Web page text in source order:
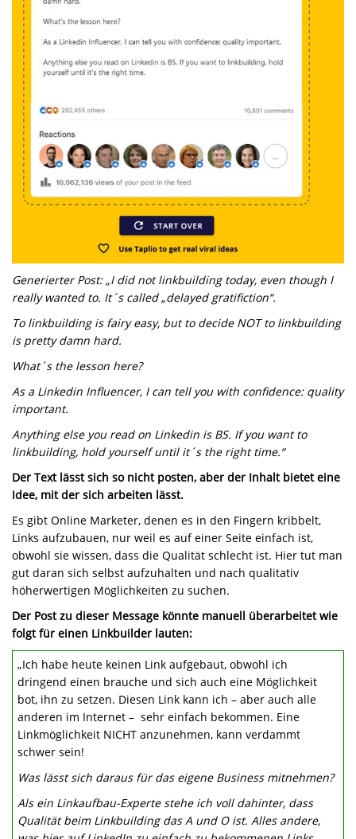
Generierter Post: „I did not linkbuilding today, even though I
really wanted to. It´s called „delayed gratifiction“.
To linkbuilding is fairy easy, but to decide NOT to linkbuilding
is pretty damn hard.
What´s the lesson here?
As a Linkedin Influencer, I can tell you with confidence: quality
important.
Anything else you read on Linkedin is BS. If you want to
linkbuilding, hold yourself until it´s the right time.“
Der Text lässt sich so nicht posten, aber der Inhalt bietet eine
Idee, mit der sich arbeiten lässt.
Es gibt Online Marketer, denen es in den Fingern kribbelt,
Links aufzubauen, nur weil es auf einer Seite einfach ist,
obwohl sie wissen, dass die Qualität schlecht ist. Hier tut man
gut daran sich selbst aufzuhalten und nach qualitativ
höherwertigen Möglichkeiten zu suchen.
Der Post zu dieser Message könnte manuell überarbeitet wie
folgt für einen Linkbuilder lauten:
„Ich habe heute keinen Link aufgebaut, obwohl ich
dringend einen brauche und sich auch eine Möglichkeit
bot, ihn zu setzen. Diesen Link kann ich – aber auch alle
anderen im Internet – sehr einfach bekommen. Eine
Linkmöglichkeit NICHT anzunehmen, kann verdammt
schwer sein!
Was lässt sich daraus für das eigene Business mitnehmen?
Als ein Linkaufbau-Experte stehe ich voll dahinter, dass
Qualität beim Linkbuilding das A und O ist. Alles andere,